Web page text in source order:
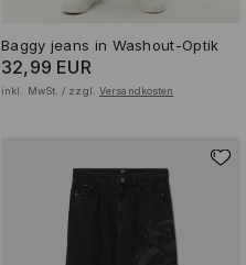
Baggy jeans in Washout-Optik
32,99 EUR
inkl. MwSt. / zzgl. Versandkosten